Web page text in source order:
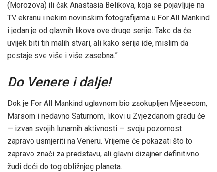
(Morozova) ili čak Anastasia Belikova, koja se pojavljuje na
TV ekranu i nekim novinskim fotografijama u For All Mankind
i jedan je od glavnih likova ove druge serije. Tako da će
uvijek biti tih malih stvari, ali kako serija ide, mislim da
postaje sve više i više zasebna.”
Do Venere i dalje!
Dok je For All Mankind uglavnom bio zaokupljen Mjesecom,
Marsom i nedavno Saturnom, likovi u Zvjezdanom gradu će
— izvan svojih lunarnih aktivnosti — svoju pozornost
zapravo usmjeriti na Veneru. Vrijeme će pokazati što to
zapravo znači za predstavu, ali glavni dizajner definitivno
žudi doći do tog obližnjeg planeta.